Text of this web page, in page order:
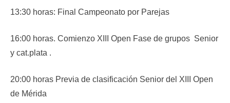
13:30 horas: Final Campeonato por Parejas
16:00 horas. Comienzo XIII Open Fase de grupos Senior
y cat.plata .
20:00 horas Previa de clasificación Senior del XIII Open
de Mérida